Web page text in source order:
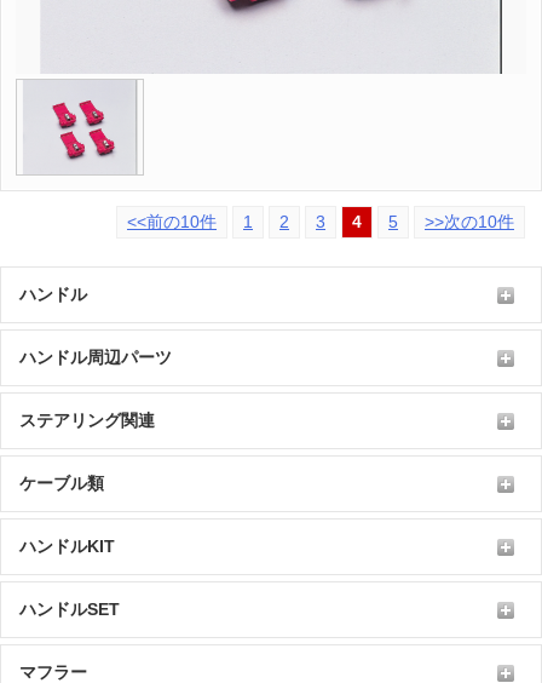
<<前の10件 1 2 3 4 5 >>次の10件
ハンドル
ハンドル周辺パーツ
ステアリング関連
ケーブル類
ハンドルKIT
ハンドルSET
マフラー